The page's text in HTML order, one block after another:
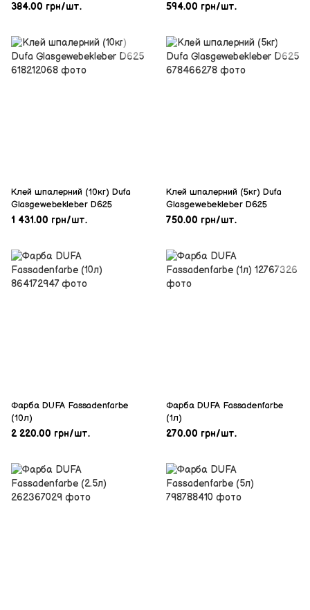
384.00 грн/шт. 594.00 грн/шт.
Клей шпалерний (10кг) Dufa
Glasgewebekleber D625
1 431.00 грн/шт.
Клей шпалерний (5кг) Dufa
Glasgewebekleber D625
750.00 грн/шт.
Фарба DUFA Fassadenfarbe
(10л)
2 220.00 грн/шт.
Фарба DUFA Fassadenfarbe
(1л)
270.00 грн/шт.